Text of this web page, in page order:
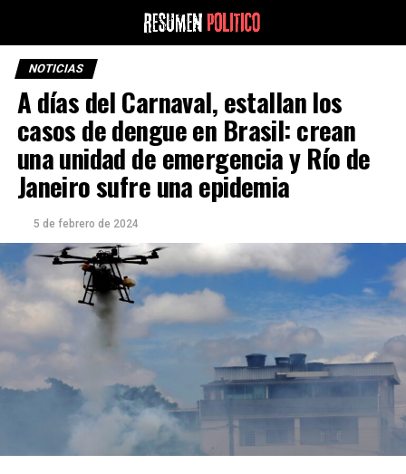
NOTICIAS
A días del Carnaval, estallan los
casos de dengue en Brasil: crean
una unidad de emergencia y Río de
Janeiro sufre una epidemia
5 de febrero de 2024